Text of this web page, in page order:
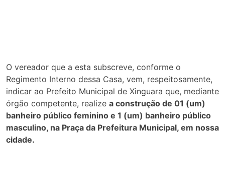
O vereador que a esta subscreve, conforme o
Regimento Interno dessa Casa, vem, respeitosamente,
indicar ao Prefeito Municipal de Xinguara que, mediante
órgão competente, realize a construção de 01 (um)
banheiro público feminino e 1 (um) banheiro público
masculino, na Praça da Prefeitura Municipal, em nossa
cidade.